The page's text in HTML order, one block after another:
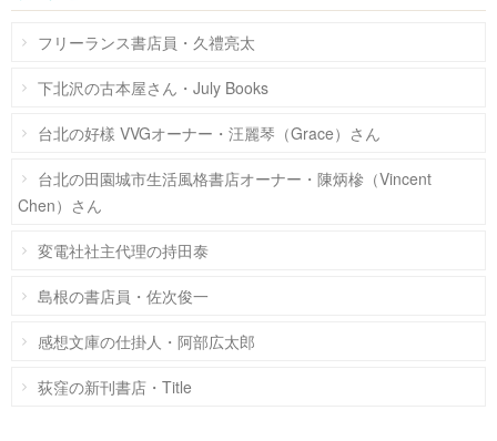
フリーランス書店員・久禮亮太
下北沢の古本屋さん・July Books
台北の好樣 VVGオーナー・汪麗琴（Grace）さん
台北の田園城市生活風格書店オーナー・陳炳槮（Vincent
Chen）さん
変電社社主代理の持田泰
島根の書店員・佐次俊一
感想文庫の仕掛人・阿部広太郎
荻窪の新刊書店・Title